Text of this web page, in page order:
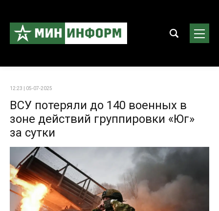
12:23 | 05-07-2025
ВСУ потеряли до 140 военных в
зоне действий группировки «Юг»
за сутки